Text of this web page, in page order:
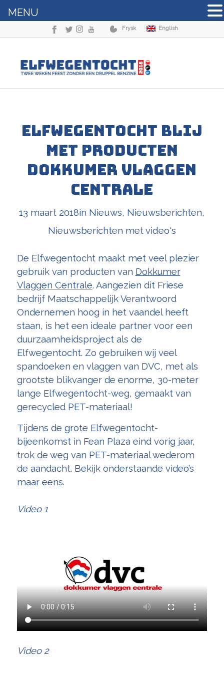
Frysk English
Elfwegentocht blij
met producten
Dokkumer Vlaggen
Centrale
13 maart 2018in Nieuws, Nieuwsberichten,
Nieuwsberichten met video's
De Elfwegentocht maakt met veel plezier
gebruik van producten van Dokkumer
Vlaggen Centrale. Aangezien dit Friese
bedrijf Maatschappelijk Verantwoord
Ondernemen hoog in het vaandel heeft
staan, is het een ideale partner voor een
duurzaamheidsproject als de
Elfwegentocht. Zo gebruiken wij veel
spandoeken en vlaggen van DVC, met als
grootste blikvanger de enorme, 30-meter
lange Elfwegentocht-weg, gemaakt van
gerecycled PET-materiaal!
Tijdens de grote Elfwegentocht-
bijeenkomst in Fean Plaza eind vorig jaar,
trok de weg van PET-materiaal wederom
de aandacht. Bekijk onderstaande video’s
maar eens.
Video 1
Video 2
MENU